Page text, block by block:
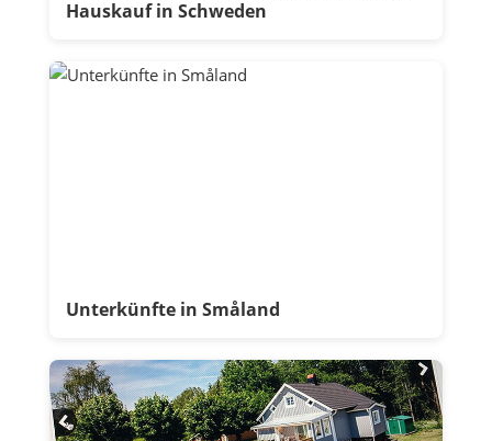
Hauskauf in Schweden
Unterkünfte in Småland